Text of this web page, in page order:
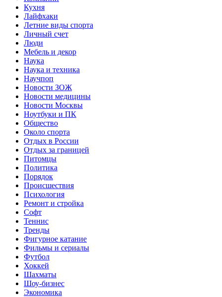
Кухня
Лайфхаки
Летние виды спорта
Личный счет
Люди
Мебель и декор
Наука
Наука и техника
Научпоп
Новости ЗОЖ
Новости медицины
Новости Москвы
Ноутбуки и ПК
Общество
Около спорта
Отдых в России
Отдых за границей
Питомцы
Политика
Порядок
Происшествия
Психология
Ремонт и стройка
Софт
Теннис
Тренды
Фигурное катание
Фильмы и сериалы
Футбол
Хоккей
Шахматы
Шоу-бизнес
Экономика